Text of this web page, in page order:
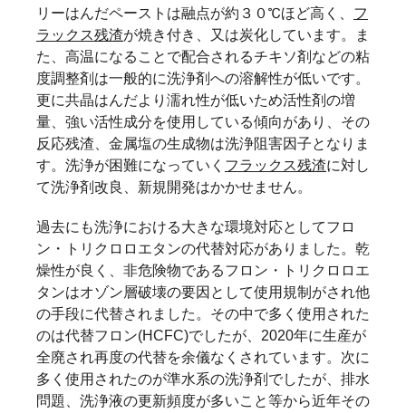
リーはんだペーストは融点が約３０℃ほど高く、 フ
ラックス残渣が焼き付き、又は炭化しています。ま
た、高温になることで配合されるチキソ剤などの粘
度調整剤は一般的に洗浄剤への溶解性が低いです。
更に共晶はんだより濡れ性が低いため活性剤の増
量、強い活性成分を使用している傾向があり、その
反応残渣、金属塩の生成物は洗浄阻害因子となりま
す。洗浄が困難になっていく フラックス残渣に対し
て洗浄剤改良、新規開発はかかせません。
過去にも洗浄における大きな環境対応としてフロ
ン・トリクロロエタンの代替対応がありました。乾
燥性が良く、非危険物であるフロン・トリクロロエ
タンはオゾン層破壊の要因として使用規制がされ他
の手段に代替されました。その中で多く使用された
のは代替フロン(HCFC)でしたが、2020年に生産が
全廃され再度の代替を余儀なくされています。次に
多く使用されたのが準水系の洗浄剤でしたが、排水
問題、洗浄液の更新頻度が多いこと等から近年その